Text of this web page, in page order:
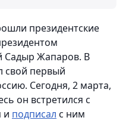
президентские
Садыр Жапаров. В
свой первый
Сегодня, 2 марта,
он встретился с
и подписал с ним